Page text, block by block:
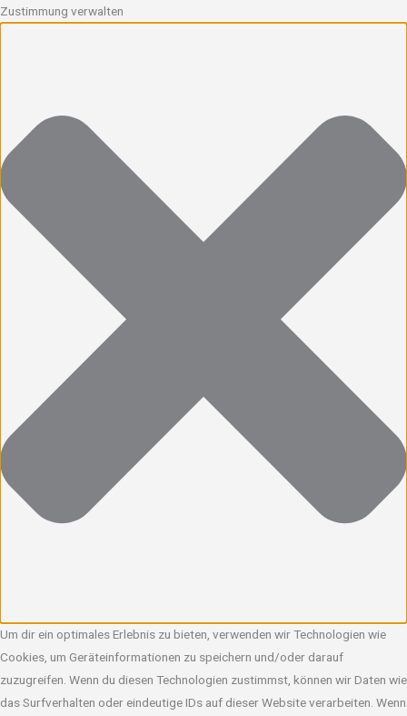
Zustimmung verwalten
Um dir ein optimales Erlebnis zu bieten, verwenden wir Technologien wie
Cookies, um Geräteinformationen zu speichern und/oder darauf
zuzugreifen. Wenn du diesen Technologien zustimmst, können wir Daten wie
das Surfverhalten oder eindeutige IDs auf dieser Website verarbeiten. Wenn